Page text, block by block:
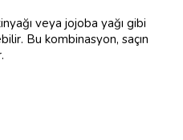
veya jojoba yağı gibi
Bu kombinasyon, saçın